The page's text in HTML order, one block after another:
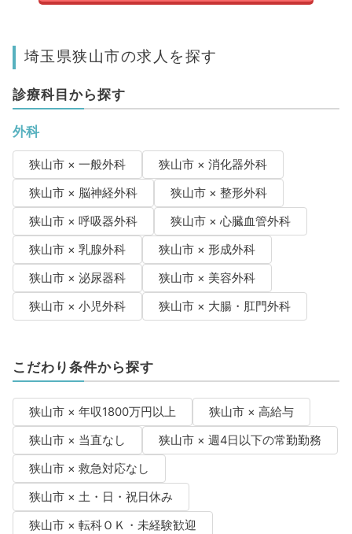
埼玉県狭山市の求人を探す
診療科目から探す
外科
狭山市 × 一般外科
狭山市 × 消化器外科
狭山市 × 脳神経外科
狭山市 × 整形外科
狭山市 × 呼吸器外科
狭山市 × 心臓血管外科
狭山市 × 乳腺外科
狭山市 × 形成外科
狭山市 × 泌尿器科
狭山市 × 美容外科
狭山市 × 小児外科
狭山市 × 大腸・肛門外科
こだわり条件から探す
狭山市 × 年収1800万円以上
狭山市 × 高給与
狭山市 × 当直なし
狭山市 × 週4日以下の常勤勤務
狭山市 × 救急対応なし
狭山市 × 土・日・祝日休み
狭山市 × 転科ＯＫ・未経験歓迎